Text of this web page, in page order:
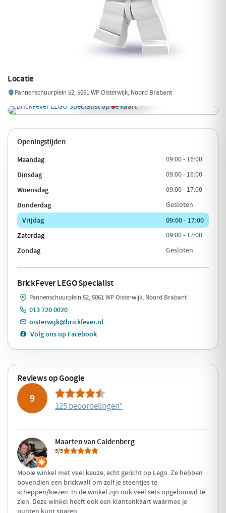
Locatie
Pannenschuurplein 52, 5061 WP Oisterwijk, Noord Brabant
Openingstijden
Maandag 09:00 - 16:00
Dinsdag 09:00 - 16:00
Woensdag 09:00 - 17:00
Donderdag Gesloten
Vrijdag
09:00 - 17:00
Zaterdag
09:00 - 17:00
Zondag Gesloten
BrickFever LEGO Specialist
Pannenschuurplein 52, 5061 WP Oisterwijk, Noord Brabant
013 720 0020
oisterwijk@brickfever.nl
Volg ons op Facebook
Reviews op Google
9
125 beoordelingen*
Maarten van Caldenberg
5/5
Mooie winkel met veel keuze, echt gericht op Lego. Ze hebben
bovendien een brickwall om zelf je steentjes te
scheppen/kiezen. In de winkel zijn ook veel sets opgebouwd te
zien. Deze winkel heeft ook een klantenkaart waarmee je
punten kunt sparen.